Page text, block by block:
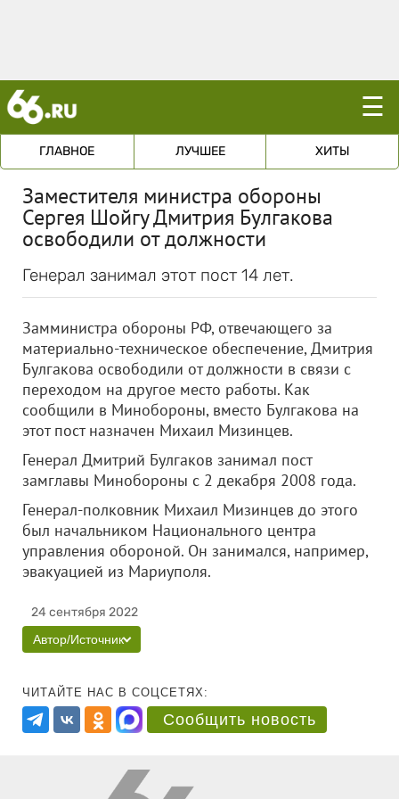
☰
ГЛАВНОЕ ЛУЧШЕЕ ХИТЫ
Заместителя министра обороны
Сергея Шойгу Дмитрия Булгакова
освободили от должности
Генерал занимал этот пост 14 лет.
Замминистра обороны РФ, отвечающего за
материально-техническое обеспечение, Дмитрия
Булгакова освободили от должности в связи с
переходом на другое место работы. Как
сообщили в Минобороны, вместо Булгакова на
этот пост назначен Михаил Мизинцев.
Генерал Дмитрий Булгаков занимал пост
замглавы Минобороны с 2 декабря 2008 года.
Генерал-полковник Михаил Мизинцев до этого
был начальником Национального центра
управления обороной. Он занимался, например,
эвакуацией из Мариуполя.
24 сентября 2022
Автор/Источник
ЧИТАЙТЕ НАС В СОЦСЕТЯХ:
Сообщить новость